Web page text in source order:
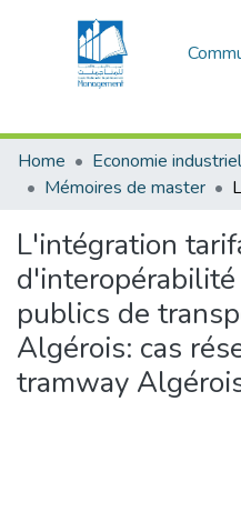
Home
Mémoires de master
L'intégration
publics de
Algérois: cas
tramway